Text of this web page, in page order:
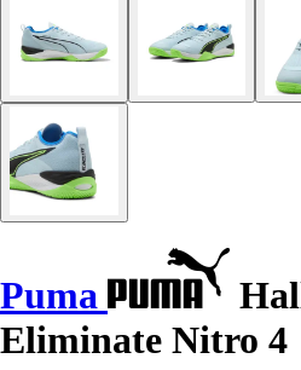
Puma
Eliminate Nitro 4